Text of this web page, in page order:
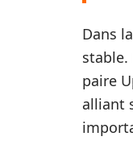
Dans
stable.
paire
alliant